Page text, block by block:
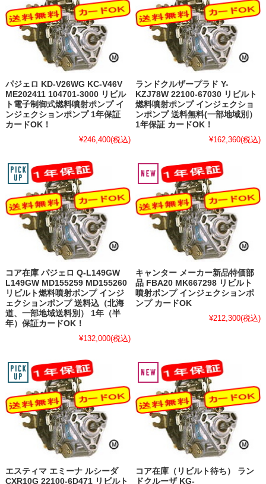
パジェロ KD-V26WG KC-V46V
ME202411 104701-3000 リビル
ト電子制御式燃料噴射ポンプ イ
ンジェクションポンプ 1年保証
カードOK！
¥246,400(税込)
ランドクルザープラド Y-
KZJ78W 22100-67030 リビルト
燃料噴射ポンプ インジェクショ
ンポンプ 送料無料(一部地域別）
1年保証 カードOK！
¥162,360(税込)
コア在庫 パジェロ Q-L149GW
L149GW MD155259 MD155260
リビルト燃料噴射ポンプ インジ
ェクションポンプ 送料込（北海
道、一部地域送料別） 1年（半
年）保証カードOK！
¥132,000(税込)
キャンター メーカー新品特価部
品 FBA20 MK667298 リビルト
噴射ポンプ インジェクションポ
ンプ カードOK
¥212,300(税込)
エスティマ エミーナ ルシーダ
CXR10G 22100-6D471 リビルト
コア在庫（リビルト待ち） ラン
ドクルーザ KG-